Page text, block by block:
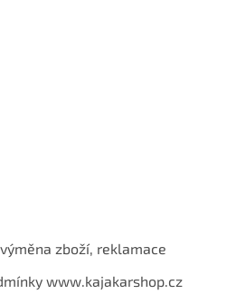
zboží, reklamace
www.kajakarshop.cz